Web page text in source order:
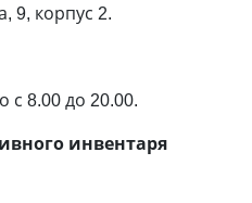
9, корпус 2.
8.00 до 20.00.
инвентаря